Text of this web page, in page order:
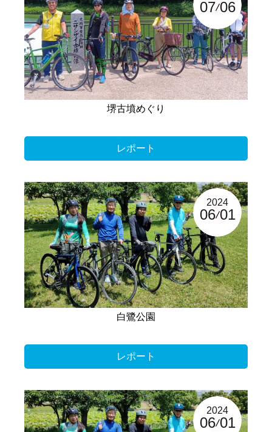
07 06
堺古墳めぐり
レポート
2024
06 01
白鷺公園
レポート
2024
06 01